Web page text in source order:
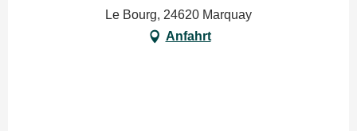
Le Bourg, 24620 Marquay
Anfahrt